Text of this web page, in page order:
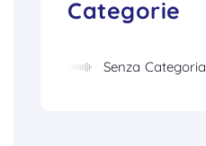
Categorie
Senza Categoria